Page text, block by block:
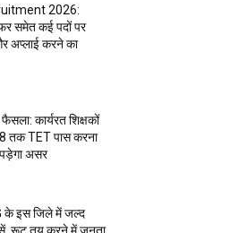
2026:
समेत कई पदों पर
अप्लाई करने का
कार्यरत शिक्षकों
तक TET पास करना
पड़ेगा असर
के इस जिले में जल्द
रूट तय करने में जनता